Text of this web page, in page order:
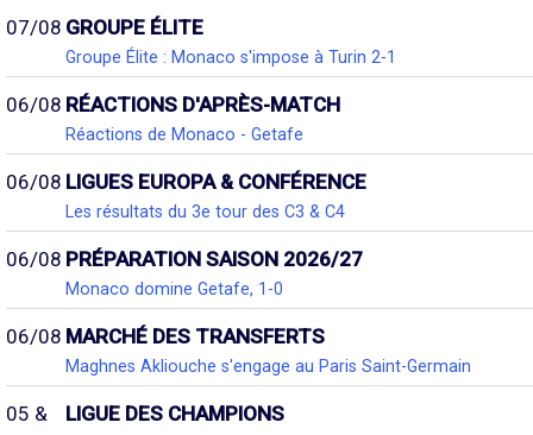
07/08 GROUPE ÉLITE
Groupe Élite : Monaco s'impose à Turin 2-1
06/08 RÉACTIONS D'APRÈS-MATCH
Réactions de Monaco - Getafe
06/08 LIGUES EUROPA & CONFÉRENCE
Les résultats du 3e tour des C3 & C4
06/08 PRÉPARATION SAISON 2026/27
Monaco domine Getafe, 1-0
06/08 MARCHÉ DES TRANSFERTS
Maghnes Akliouche s'engage au Paris Saint-Germain
05 &
LIGUE DES CHAMPIONS